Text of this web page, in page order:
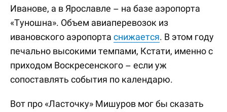
Иванове, а в Ярославле – на базе аэропорта
«Туношна». Объем авиаперевозок из
ивановского аэропорта снижается. В этом году
печально высокими темпами, Кстати, именно с
приходом Воскресенского – если уж
сопоставлять события по календарю.
Вот про «Ласточку» Мишуров мог бы сказать